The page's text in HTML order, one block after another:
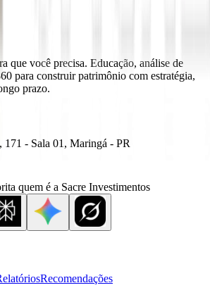
que você precisa. Educação, análise de
para construir patrimônio com estratégia,
prazo.
- Sala 01, Maringá - PR
quem é a Sacre Investimentos
Recomendações